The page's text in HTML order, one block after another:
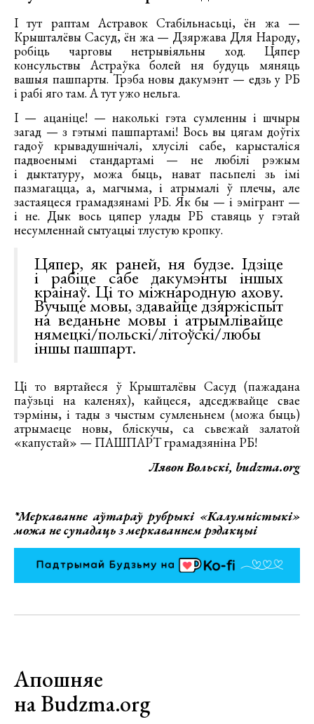
І тут раптам Астравок Стабільнасьці, ён жа —
Крышталёвы Сасуд, ён жа — Дзяржава Для Народу,
робіць чарговы нетрывіяльны ход. Цяпер
консульствы Астраўка болей ня будуць мяняць
вашыя пашпарты. Трэба новы дакумэнт — едзь у РБ
і рабі яго там. А тут ужо нельга.
І — ацаніце! — наколькі гэта сумленны і шчыры
загад — з гэтымі пашпартамі! Вось вы цягам доўгіх
гадоў крывадушнічалі, хлусілі сабе, карысталіся
падвоенымі стандартамі — не любілі рэжым
і дыктатуру, можа быць, нават пасьпелі зь імі
пазмагацца, а, магчыма, і атрымалі ў плечы, але
застаяцеся грамадзянамі РБ. Як бы — і эмігрант —
і не. Дык вось цяпер улады РБ ставяць у гэтай
несумленнай сытуацыі тлустую кропку.
Цяпер, як раней, ня будзе. Ідзіце
і рабіце сабе дакумэнты іншых
краінаў. Ці то міжнародную ахову.
Вучыце мовы, здавайце дзяржіспыт
на веданьне мовы і атрымлівайце
нямецкі/польскі/літоўскі/любы
іншы пашпарт.
Ці то вяртайеся ў Крышталёвы Сасуд (пажадана
паўзьці на каленях), кайцеся, адседжвайце свае
тэрміны, і тады з чыстым сумленьнем (можа быць)
атрымаеце новы, бліскучы, са сьвежай залатой
«капустай» — ПАШПАРТ грамадзяніна РБ!
Лявон Вольскі, budzma.org
*Меркаванне аўтараў рубрыкі «Калумністыкі»
можа не супадаць з меркаваннем рэдакцыі
Апошняе
на Budzma.org